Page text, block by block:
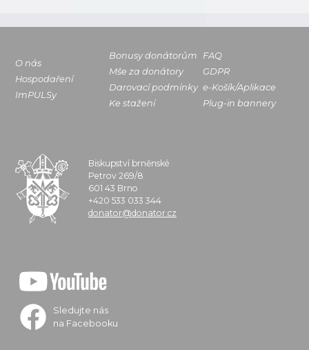
Biskupství brněnské
Petrov 269/8
601 43 Brno
+420 533 033 344
donator@donator.cz
O nás
Hospodaření
ImPULSy
Bonusy donátorům
Mše za donátory
Darovací podmínky
Ke stažení
FAQ
GDPR
e-Košík/Aplikace
Plug-in bannery
Sledujte nás
na Facebooku